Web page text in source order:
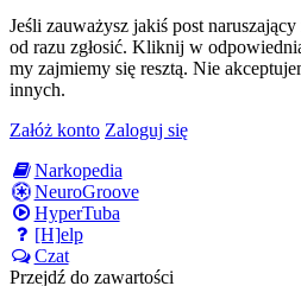
Jeśli zauważysz jakiś post
od razu zgłosić. Kliknij w
my zajmiemy się resztą. Nie
innych.
Załóż konto Zaloguj się
Narkopedia
NeuroGroove
HyperTuba
[H]elp
Czat
Przejdź do zawartości